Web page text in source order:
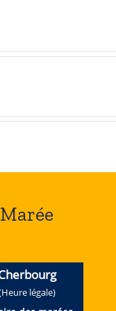
Marée